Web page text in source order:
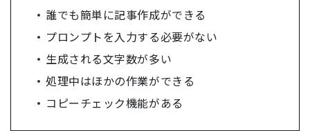
誰でも簡単に記事作成ができる
プロンプトを入力する必要がない
生成される文字数が多い
処理中はほかの作業ができる
コピーチェック機能がある